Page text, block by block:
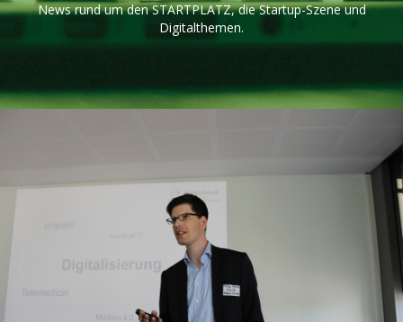
News rund um den STARTPLATZ, die Startup-Szene und
Digitalthemen.